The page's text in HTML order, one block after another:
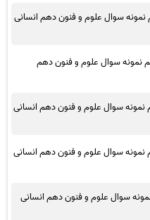
سوال علوم و فنون دهم انسانی
نمونه سوال علوم و فنون دهم
سوال علوم و فنون دهم انسانی
سوال علوم و فنون دهم انسانی
سوال علوم و فنون دهم انسانی